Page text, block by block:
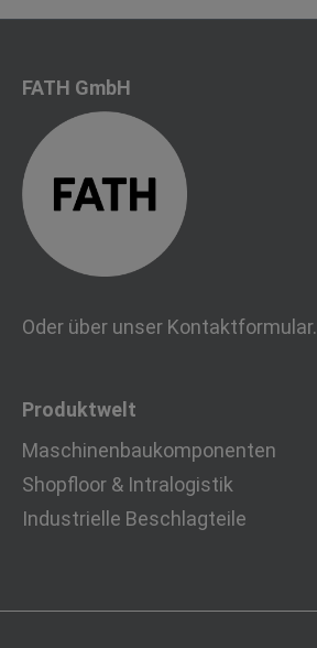
FATH GmbH
Oder über unser Kontaktformular.
Produktwelt
Maschinenbaukomponenten
Shopfloor & Intralogistik
Industrielle Beschlagteile